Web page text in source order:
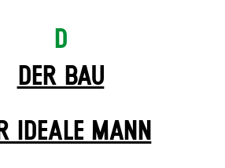
D
DER BAU
IDEALE MANN